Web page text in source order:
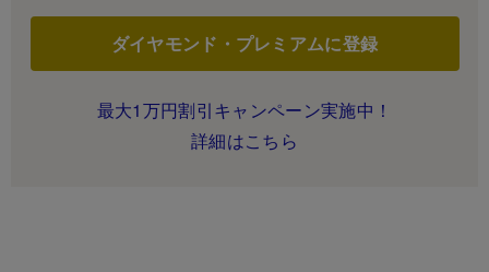
ダイヤモンド・プレミアムに登録
最大1万円割引キャンペーン実施中！
詳細はこちら